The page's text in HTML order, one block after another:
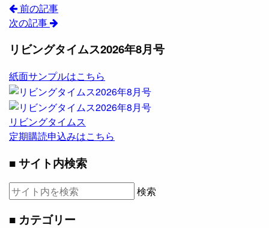
前の記事
次の記事
リビングタイムス2026年8月号
紙面サンプルはこちら
リビングタイムス
定期購読申込みはこちら
■ サイト内検索
検索
■ カテゴリー